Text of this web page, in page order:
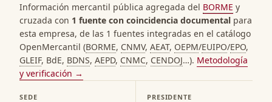
Información mercantil pública agregada del BORME y
cruzada con 1 fuente con coincidencia documental para
esta empresa, de las 1 fuentes integradas en el catálogo
OpenMercantil (BORME, CNMV, AEAT, OEPM/EUIPO/EPO,
GLEIF, BdE, BDNS, AEPD, CNMC, CENDOJ…). Metodología
y verificación →
SEDE PRESIDENTE